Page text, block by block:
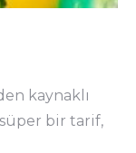
kaynaklı
bir tarif,